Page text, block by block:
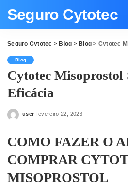
Seguro Cytotec
Seguro Cytotec > Blog > Blog > Cytotec
Blog
Cytotec Misoprostol
Eficácia
Posted
user fevereiro 22, 2023
COMO FAZER O
COMPRAR
MISOPROSTOL